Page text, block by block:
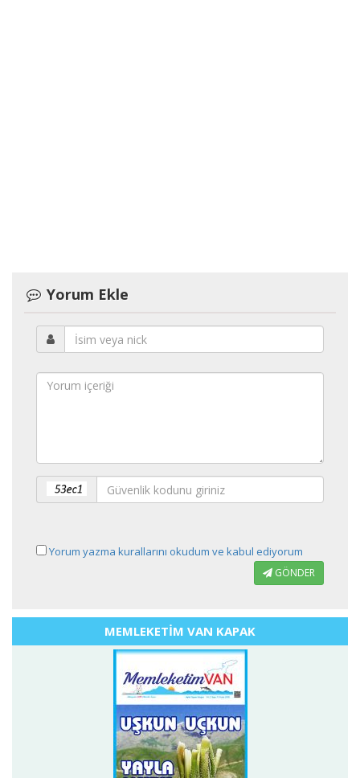
Yorum Ekle
Yorum yazma kurallarını okudum ve kabul ediyorum
GÖNDER
MEMLEKETİM VAN KAPAK